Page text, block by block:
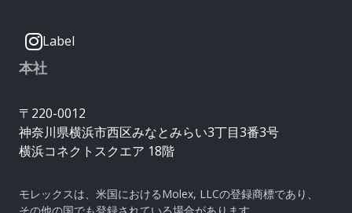
Label
本社
〒220-0012
神奈川県横浜市西区みなとみらい3丁目3番3号
横浜コネクトスクエア 18階
モレックスは、米国におけるMolex, LLCの登録商標であり、